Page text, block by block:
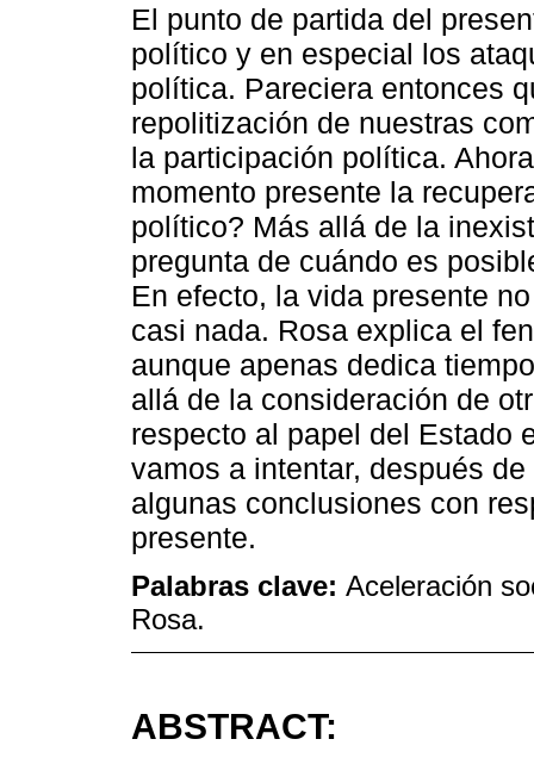
El punto de partida del
político y en especial los
política. Pareciera entonces
repolitización de nuestras
la participación política.
momento presente la
político? Más allá de la
pregunta de cuándo es
En efecto, la vida presente
casi nada. Rosa explica el
aunque apenas dedica
allá de la consideración de
respecto al papel del Estado
vamos a intentar, después
algunas conclusiones con
presente.
Palabras clave: Aceleración
Rosa.
ABSTRACT: